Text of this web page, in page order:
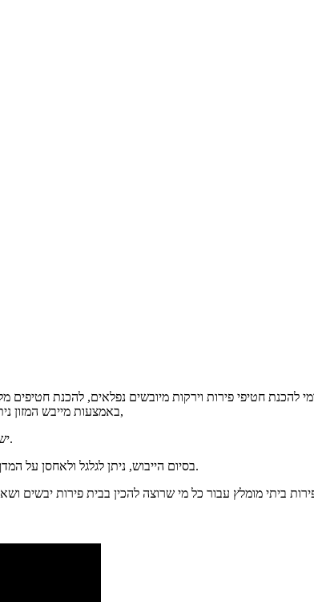
באמצעות מייבש המזון ניתן להכין לדר מיוגורטים או מפירות וירקות מרוסקים,
יש לשמן קלות את המשטח האטום ולפזר את המחית.
בסיום הייבוש, ניתן לגלגל ולאחסן על המדף במקום קריר ויבש, במקרר או במקפיא לפי בחירה.